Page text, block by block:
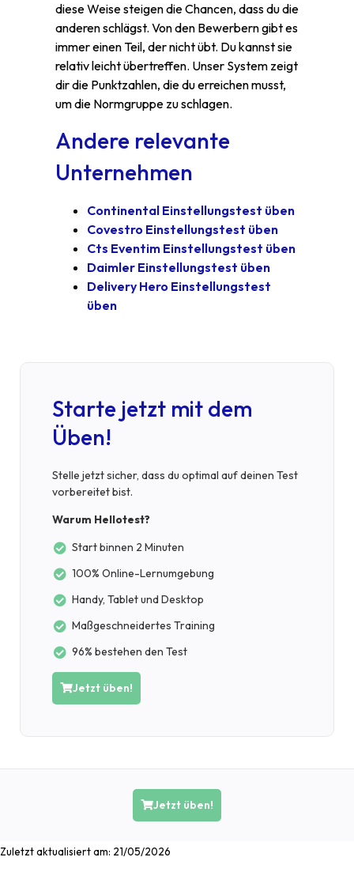
diese Weise steigen die Chancen, dass du die
anderen schlägst. Von den Bewerbern gibt es
immer einen Teil, der nicht übt. Du kannst sie
relativ leicht übertreffen. Unser System zeigt
dir die Punktzahlen, die du erreichen musst,
um die Normgruppe zu schlagen.
Andere relevante
Unternehmen
Continental Einstellungstest üben
Covestro Einstellungstest üben
Cts Eventim Einstellungstest üben
Daimler Einstellungstest üben
Delivery Hero Einstellungstest
üben
Starte jetzt mit dem
Üben!
Stelle jetzt sicher, dass du optimal auf deinen Test
vorbereitet bist.
Warum Hellotest?
Start binnen 2 Minuten
100% Online-Lernumgebung
Handy, Tablet und Desktop
Maßgeschneidertes Training
96% bestehen den Test
Jetzt üben!
Jetzt üben!
Zuletzt aktualisiert am: 21/05/2026